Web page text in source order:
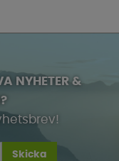
NYHETER &
Skicka